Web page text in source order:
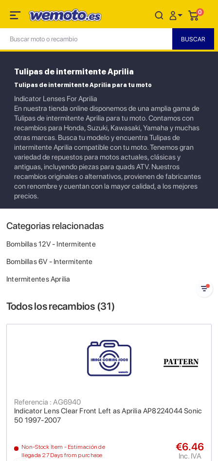
0
Tulipas de intermitente Aprilia
Tulipas de intermitente Aprilia para tu moto
Indicator Lenses For Aprilia
En nuestra tienda online disponemos de una amplia gama de
Tulipas de intermitente Aprilia para tu moto. Contamos con
recambios para Honda, Suzuki, Kawasaki, Yamaha y muchas
otras marcas. Busca tu modelo y encuentra Tulipas de
intermitente Aprilia compatible con tu moto. Tenemos gran
variedad de repuestos para motos actuales, clásicas y
antiguas, incluyendo piezas para quads ATV. Nuestros
recambios originales o alternativos, provienen de fabricantes
con renombre y cuentan con la mayor calidad, a los mejores
precios.
Categorias relacionadas
Bombillas 12V - Intermitente
Bombillas 6V - Intermitente
Intermitentes Aprilia
Todos los recambios (31)
Indicator Lens Clear Front Left as Aprilia AP8224044 Sonic
50 1997-2007
Referencia : AG6940
Non-Stock Item - Estimación de
llegada 27 Days from purchase
€6.46
Inc. IVA